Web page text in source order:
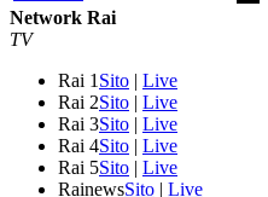
Network Rai
TV
Rai 1 Sito | Live
Rai 2Sito | Live
Rai 3Sito | Live
Rai 4Sito | Live
Rai 5Sito | Live
RainewsSito | Live